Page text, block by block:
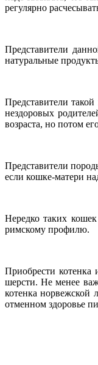
регулярно
Представители
натуральные
Представители
нездоровых
возраста, но потом
Представители
если кошке-матери
Нередко таких
римскому профилю.
Приобрести
шерсти. Не менее
котенка норвежской
отменном здоровье